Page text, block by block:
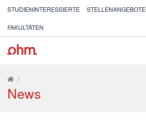
STUDIENINTERESSIERTE STELLENANGEBOTE
FAKULTÄTEN
/
News